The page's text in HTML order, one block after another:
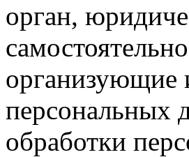
орган,
организующие
персональных
обработки